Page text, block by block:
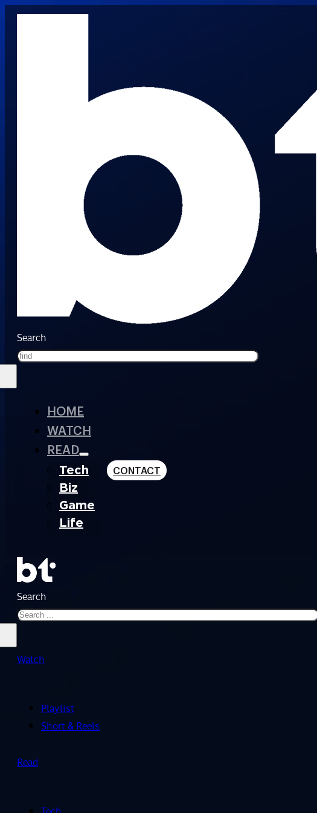
Search
HOME
WATCH
READ
Tech
Biz
Game
Life
CONTACT
Search
Watch
Playlist
Short & Reels
Read